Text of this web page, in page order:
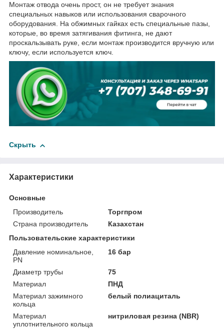
Монтаж отвода очень прост, он не требует знания
специальных навыков или использования сварочного
оборудования. На обжимных гайках есть специальные пазы,
которые, во время затягивания фитинга, не дают
проскальзывать руке, если монтаж производится вручную или
ключу, если используется ключ.
Скрыть
Характеристики
Основные
Производитель
Торгпром
Страна производитель
Казахстан
Пользовательские характеристики
Давление номинальное,
PN
16 бар
Диаметр трубы
75
Материал
ПНД
Материал зажимного
кольца
белый полиациталь
Материал
уплотнительного кольца
нитриловая резина (NBR)